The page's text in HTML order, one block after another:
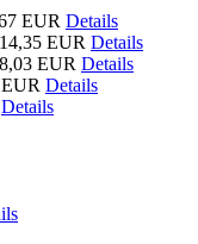
EUR Details
EUR Details
EUR Details
Details
Details